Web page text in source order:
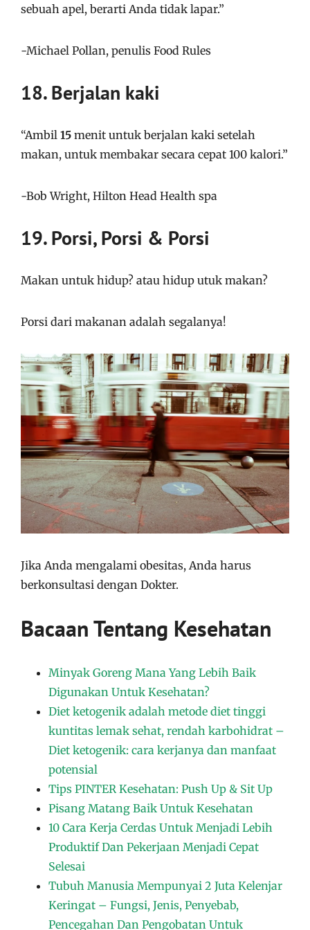
sebuah apel, berarti Anda tidak lapar.”
-Michael Pollan, penulis Food Rules
18. Berjalan kaki
“Ambil 15 menit untuk berjalan kaki setelah
makan, untuk membakar secara cepat 100 kalori.”
-Bob Wright, Hilton Head Health spa
19. Porsi, Porsi & Porsi
Makan untuk hidup? atau hidup utuk makan?
Porsi dari makanan adalah segalanya!
Jika Anda mengalami obesitas, Anda harus
berkonsultasi dengan Dokter.
Bacaan Tentang Kesehatan
Minyak Goreng Mana Yang Lebih Baik
Digunakan Untuk Kesehatan?
Diet ketogenik adalah metode diet tinggi
kuntitas lemak sehat, rendah karbohidrat –
Diet ketogenik: cara kerjanya dan manfaat
potensial
Tips PINTER Kesehatan: Push Up & Sit Up
Pisang Matang Baik Untuk Kesehatan
10 Cara Kerja Cerdas Untuk Menjadi Lebih
Produktif Dan Pekerjaan Menjadi Cepat
Selesai
Tubuh Manusia Mempunyai 2 Juta Kelenjar
Keringat – Fungsi, Jenis, Penyebab,
Pencegahan Dan Pengobatan Untuk